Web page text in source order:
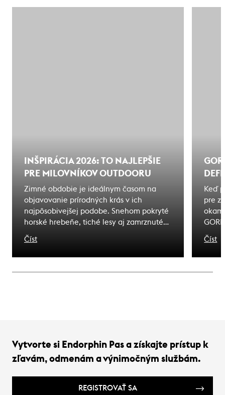
INŠPIRÁCIA 2026: TO NAJLEPŠIE
PRE MILOVNÍKOV OUTDOORU
Zimné obdobie je ideálnym časom na
objavovanie prírodných krás v ich
najpôsobivejšej podobe. Snehom pokryté
horské hrebeňe, tiché lesy aj zamrznuté
vodné plochy ponúkajú jedinečné zážitky
tým, ktorí sú vybavení kvalitným
outdoorovým vybavením. V Endorphin
Číst
Keď
pre
stala
pred
Číst
Vytvorte si Endorphin Pas a získajte prístup k
zľavám, odmenám a výnimočným službám.
REGISTROVAŤ SA